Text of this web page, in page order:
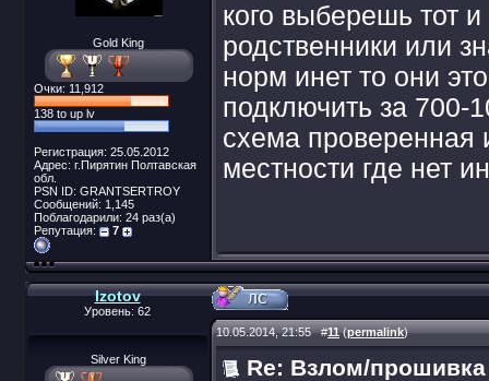
Gold King
Очки: 11,912
138 to up lv
Регистрация: 25.05.2012
Адрес: г.Пирятин Полтавская
обл.
PSN ID: GRANTSERTROY
Сообщений: 1,145
Поблагодарили: 24 раз(а)
Репутация:
7
кого выберешь тот
родственники или
норм инет то они
подключить за 700-
схема проверенная
местности где нет
Izotov
Уровень: 62
Silver King
10.05.2014, 21:55#11(permalink)
Re: Взлом/прошивка